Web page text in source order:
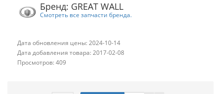
Бренд: GREAT WALL
Смотреть все запчасти бренда.
Дата обновления цены: 2024-10-14
Дата добавления товара: 2017-02-08
Просмотров: 409